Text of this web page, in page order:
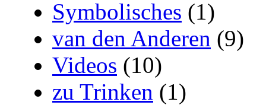
Symbolisches (1)
van den Anderen (9)
Videos (10)
zu Trinken (1)